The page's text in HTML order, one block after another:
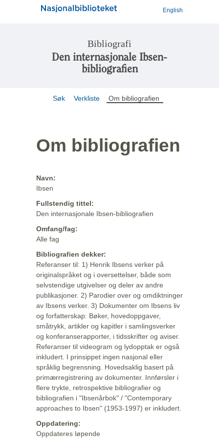
English
Bibliografi
Den internasjonale Ibsen-
bibliografien
Søk Verkliste Om bibliografien
Om bibliografien
Navn:
Ibsen
Fullstendig tittel:
Den internasjonale Ibsen-bibliografien
Omfang/fag:
Alle fag
Bibliografien dekker:
Referanser til: 1) Henrik Ibsens verker på
originalspråket og i oversettelser, både som
selvstendige utgivelser og deler av andre
publikasjoner. 2) Parodier over og omdiktninger
av Ibsens verker. 3) Dokumenter om Ibsens liv
og forfatterskap: Bøker, hovedoppgaver,
småtrykk, artikler og kapitler i samlingsverker
og konferanserapporter, i tidsskrifter og aviser.
Referanser til videogram og lydopptak er også
inkludert. I prinsippet ingen nasjonal eller
språklig begrensning. Hovedsaklig basert på
primærregistrering av dokumenter. Innførsler i
flere trykte, retrospektive bibliografier og
bibliografien i "Ibsenårbok" / "Contemporary
approaches to Ibsen" (1953-1997) er inkludert.
Oppdatering:
Oppdateres løpende